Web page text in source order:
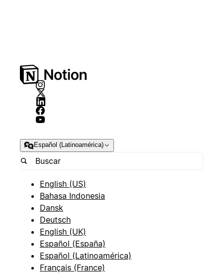
Español (Latinoamérica)
English (US)
Bahasa Indonesia
Dansk
Deutsch
English (UK)
Español (España)
Español (Latinoamérica)
Français (France)